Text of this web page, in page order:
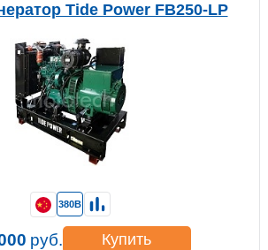
Tide Power FB250-LP
380В
руб. Купить